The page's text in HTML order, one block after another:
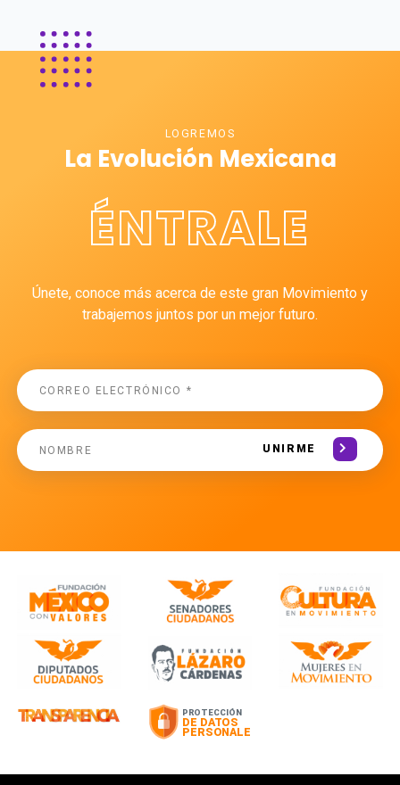
LOGREMOS
La Evolución Mexicana
ÉNTRALE
Únete, conoce más acerca de este gran Movimiento y
trabajemos juntos por un mejor futuro.
UNIRME